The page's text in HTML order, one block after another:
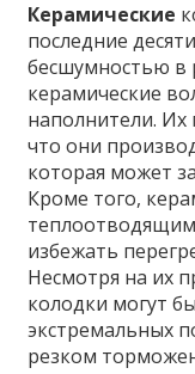
Керамические
последние
бесшумностью в
керамические
наполнители.
что они
которая может
Кроме того,
избежать
Несмотря на их
колодки могут
экстремальных
резком